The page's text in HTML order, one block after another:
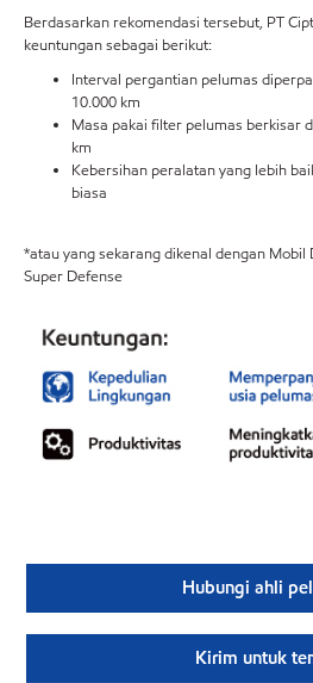
Berdasarkan rekomendasi tersebut, PT
keuntungan sebagai berikut:
Interval pergantian pelumas
10.000 km
Masa pakai filter pelumas berkisar
km
Kebersihan peralatan yang lebih
biasa
*atau yang sekarang dikenal dengan Mobil
Super Defense
Hubungi ahli
Kirim untuk